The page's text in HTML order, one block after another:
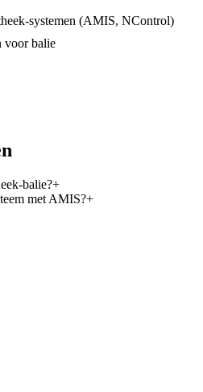
systemen (AMIS, NControl)
voor balie
balie?+
met AMIS?+